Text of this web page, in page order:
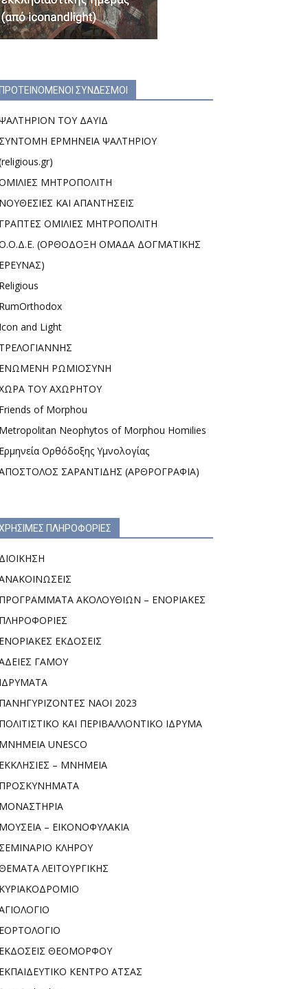
ΠΡΟΤΕΙΝΟΜΕΝΟΙ ΣΥΝΔΕΣΜΟΙ
ΤΟΥ ΔΑΥΙΔ
ΣΥΝΤΟΜΗ ΕΡΜΗΝΕΙΑ ΨΑΛΤΗΡΙΟΥ
ΜΗΤΡΟΠΟΛΙΤΗ
ΝΟΥΘΕΣΙΕΣ ΚΑΙ ΑΠΑΝΤΗΣΕΙΣ
ΓΡΑΠΤΕΣ ΟΜΙΛΙΕΣ ΜΗΤΡΟΠΟΛΙΤΗ
(ΟΡΘΟΔΟΞΗ ΟΜΑΔΑ ΔΟΓΜΑΤΙΚΗΣ
ΕΡΕΥΝΑΣ)
Religious
RumOrthodox
Icon and Light
ΤΡΕΛΟΓΙΑΝΝΗΣ
ΕΝΩΜΕΝΗ ΡΩΜΙΟΣΥΝΗ
ΤΟΥ ΑΧΩΡΗΤΟΥ
Friends of Morphou
Metropolitan Neophytos of Morphou Homilies
Ερμηνεία Ορθόδοξης Υμνολογίας
ΣΑΡΑΝΤΙΔΗΣ (ΑΡΘΡΟΓΡΑΦΙΑ)
ΠΛΗΡΟΦΟΡΙΕΣ
ΔΙΟΙΚΗΣΗ
ΠΡΟΓΡΑΜΜΑΤΑ ΑΚΟΛΟΥΘΙΩΝ – ΕΝΟΡΙΑΚΕΣ
ΠΛΗΡΟΦΟΡΙΕΣ
ΕΝΟΡΙΑΚΕΣ ΕΚΔΟΣΕΙΣ
ΓΑΜΟΥ
ΙΔΡΥΜΑΤΑ
ΠΑΝΗΓΥΡΙΖΟΝΤΕΣ ΝΑΟΙ 2023
ΠΟΛΙΤΙΣΤΙΚΟ ΚΑΙ ΠΕΡΙΒΑΛΛΟΝΤΙΚΟ ΙΔΡΥΜΑ
ΜΝΗΜΕΙΑ UNESCO
ΕΚΚΛΗΣΙΕΣ – ΜΝΗΜΕΙΑ
ΠΡΟΣΚΥΝΗΜΑΤΑ
ΜΟΝΑΣΤΗΡΙΑ
ΜΟΥΣΕΙΑ – ΕΙΚΟΝΟΦΥΛΑΚΙΑ
ΣΕΜΙΝΑΡΙΟ ΚΛΗΡΟΥ
ΛΕΙΤΟΥΡΓΙΚΗΣ
ΚΥΡΙΑΚΟΔΡΟΜΙΟ
ΕΟΡΤΟΛΟΓΙΟ
ΕΚΔΟΣΕΙΣ ΘΕΟΜΟΡΦΟΥ
ΕΚΠΑΙΔΕΥΤΙΚΟ ΚΕΝΤΡΟ ΑΤΣΑΣ